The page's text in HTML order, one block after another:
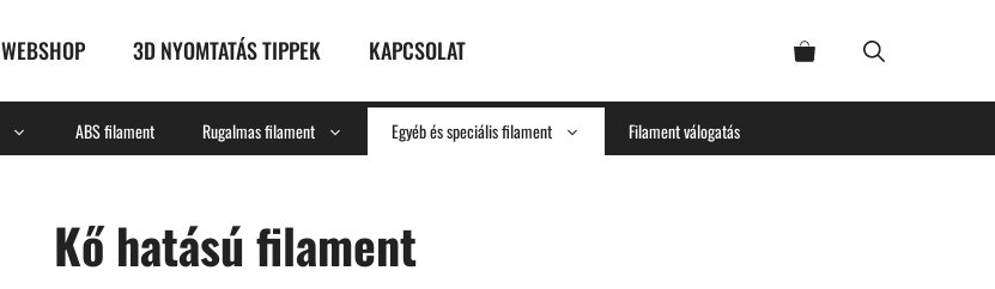
3D NYOMTATÁS TIPPEK KAPCSOLAT
ABS filament Rugalmas filament Egyéb és speciális filament Filament válogatás
Kő hatású filament